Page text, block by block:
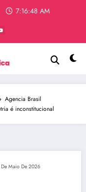
7:16:48 AM
Agencia Brasil
é inconstitucional
De Maio De 2026